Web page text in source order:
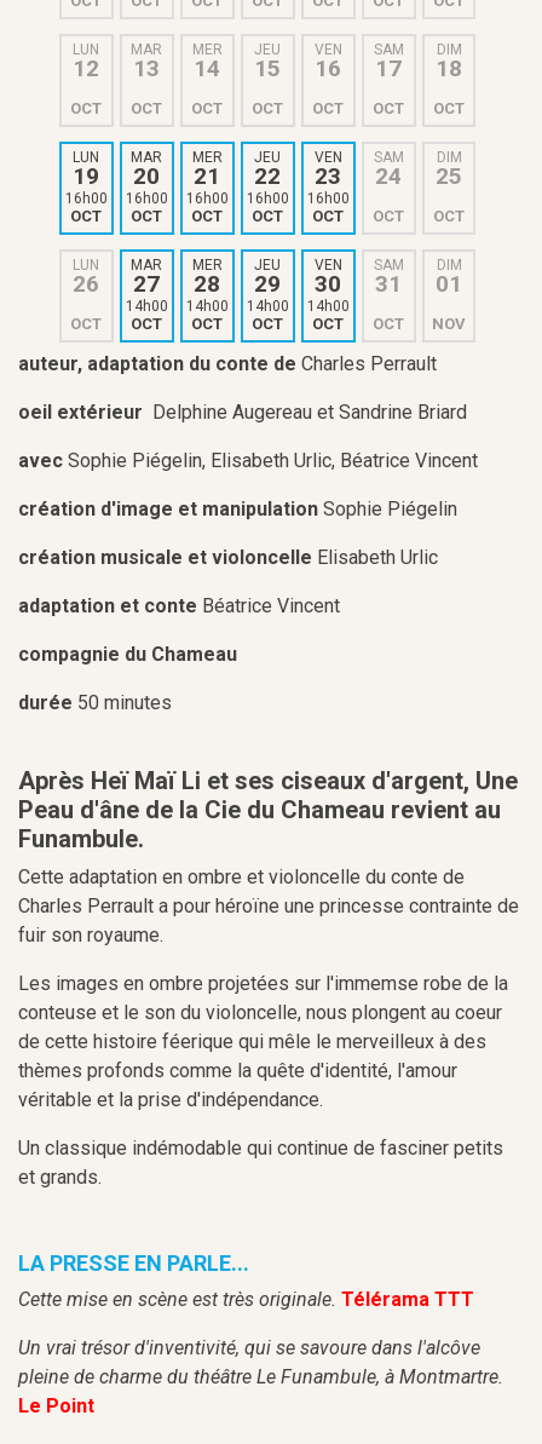
LUN
12
OCT
MAR
13
OCT
MER
14
OCT
JEU
15
OCT
VEN
16
OCT
SAM
17
OCT
DIM
18
OCT
LUN
19
16h00
OCT
MAR
20
16h00
OCT
MER
21
16h00
OCT
JEU
22
16h00
OCT
VEN
23
16h00
OCT
SAM
24
OCT
DIM
25
OCT
LUN
26
OCT
MAR
27
14h00
OCT
MER
28
14h00
OCT
JEU
29
14h00
OCT
VEN
30
14h00
OCT
SAM
31
OCT
DIM
01
NOV
auteur, adaptation du conte de Charles Perrault
oeil extérieur Delphine Augereau et Sandrine Briard
avec Sophie Piégelin, Elisabeth Urlic, Béatrice Vincent
création d'image et manipulation Sophie Piégelin
création musicale et violoncelle Elisabeth Urlic
adaptation et conte Béatrice Vincent
compagnie du Chameau
durée 50 minutes
Après Heï Maï Li et ses ciseaux d'argent, Une
Peau d'âne de la Cie du Chameau revient au
Funambule.
Cette adaptation en ombre et violoncelle du conte de
Charles Perrault a pour héroïne une princesse contrainte de
fuir son royaume.
Les images en ombre projetées sur l'immemse robe de la
conteuse et le son du violoncelle, nous plongent au coeur
de cette histoire féerique qui mêle le merveilleux à des
thèmes profonds comme la quête d'identité, l'amour
véritable et la prise d'indépendance.
Un classique indémodable qui continue de fasciner petits
et grands.
LA PRESSE EN PARLE...
Cette mise en scène est très originale. Télérama TTT
Un vrai trésor d'inventivité, qui se savoure dans l'alcôve
pleine de charme du théâtre Le Funambule, à Montmartre.
Le Point